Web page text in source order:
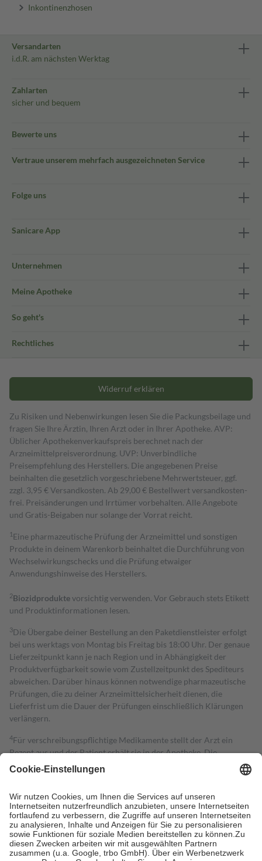
Inkontinenzhosen
Versandarten
i.d.R. am nächsten Werktag
Zahlarten
sicher und bequem
Bewerte uns
Vertraue unserem mehrfach ausgezeichneten Service
Folge uns
Sanicare App
Unternehmen
Meine Apotheke
So geht's
Rechtliches
Widerruf erklären
Zu Risiken und Nebenwirkungen lesen Sie die Packungsbeilage und
fragen Sie Ihre Ärztin, Ihren Arzt oder in Ihrer Apotheke. AVP:
Üblicher Apothekenverkaufspreis berechnet nach der
Arzneimittelpreisverordnung. UVP: Unverbindliche
Preisempfehlung des Herstellers. Die angegebenen Preise
beinhalten die gesetzlich vorgeschriebene Mehrwertsteuer, ggf.
zzgl. 3,95 € Versandkosten. Ab 29,00 € Bestell­wert versand­kosten­
frei. Preisänderungen und Irrtümer vorbehalten. Alle Angebote
und Gratis-Beigaben nur solange der Vorrat reicht.
1 Eine pharmazeutische Prüfung der Arzneimittel und sonstigen
Produkte in deinem Warenkorb beinhaltet die Durchführung von
Wechselwirkungschecks und die Prüfung etwaiger
Anwendungshinweise des Herstellers.
2Biozidproduktevorsichtig verwenden. Vor Gebrauch stets Etikett
und Produktinformationen lesen.
3Die Übergabe deiner Bestellung an den Paketdienstleister erfolgt
bei uns werktags von Montag bis Freitag bis 18:00 Uhr. Der genaue
Lieferzeitpunkt kann je nach Region und in Abhängigkeit der
Produktverfügbarkeit sowie vom Zustellzeitpunkt des Spediteurs
abweichen. Darüber hinaus können notwendige pharmazeutische
Prüfungen, die zu deiner Arzneimittelsicherheit dienen, die
Lieferfrist um die Dauer der Prüfungen einschließlich Klärungen
verlängern.
4Für verschreibungspflichtige Medikamente stellt der Arzt ein
Rezept aus und der Patient erhält sie in der Apotheke. Die
gesetzliche Krankenversicherung übernimmt in der Regel die
Kosten dafür, der Versicherte trägt einen Teil davon als Zuzahlung
Grundsätzlich leisten Mitglieder Zuzahlungen in Höhe von zehn
Prozent des Abgabepreises,mindestens jedochfünf Euround
höchstens zehn Euro.Es sind jedoch nie mehr als die tatsächlichen
Kosten der Leistung zu entrichten.
Diese Regeln gelten grundsätzlich auch für Online-Apotheken.